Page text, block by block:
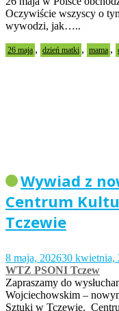
Oczywiście wszyscy o
wywodzi, jak…..
26 maja , dzień matki , mama ,
Wywiad z
Centrum
Tczewie
8 maja, 202630 kwietnia,
WTZ PSONI Tczew
Zapraszamy do
Wojciechowskim –
Sztuki w Tczewie.